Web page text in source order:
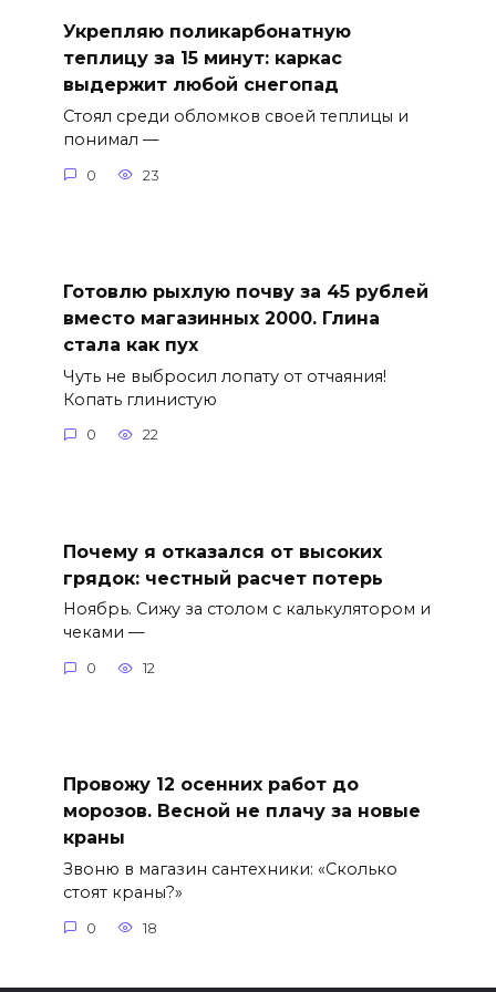
Укрепляю поликарбонатную
теплицу за 15 минут: каркас
выдержит любой снегопад
Стоял среди обломков своей теплицы и
понимал —
0 23
Готовлю рыхлую почву за 45 рублей
вместо магазинных 2000. Глина
стала как пух
Чуть не выбросил лопату от отчаяния!
Копать глинистую
0 22
Почему я отказался от высоких
грядок: честный расчет потерь
Ноябрь. Сижу за столом с калькулятором и
чеками —
0 12
Провожу 12 осенних работ до
морозов. Весной не плачу за новые
краны
Звоню в магазин сантехники: «Сколько
стоят краны?»
0 18